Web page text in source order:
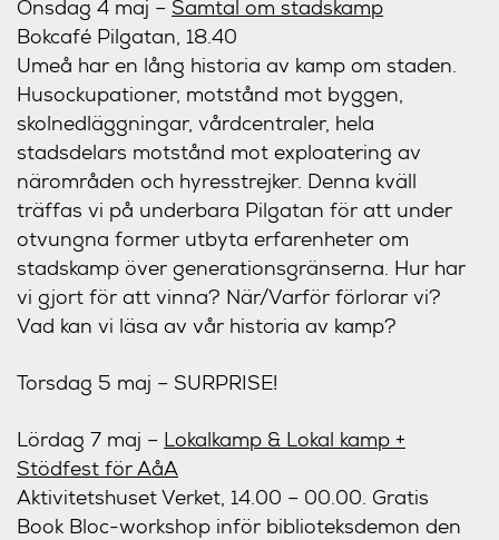
Onsdag 4 maj – Samtal om stadskamp
Bokcafé Pilgatan, 18.40
Umeå har en lång historia av kamp om staden.
Husockupationer, motstånd mot byggen,
skolnedläggningar, vårdcentraler, hela
stadsdelars motstånd mot exploatering av
närområden och hyresstrejker. Denna kväll
träffas vi på underbara Pilgatan för att under
otvungna former utbyta erfarenheter om
stadskamp över generationsgränserna. Hur har
vi gjort för att vinna? När/Varför förlorar vi?
Vad kan vi läsa av vår historia av kamp?
Torsdag 5 maj – SURPRISE!
Lördag 7 maj – Lokalkamp & Lokal kamp +
Stödfest för AåA
Aktivitetshuset Verket, 14.00 – 00.00. Gratis
Book Bloc-workshop inför biblioteksdemon den